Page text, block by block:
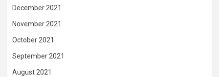
December 2021
November 2021
October 2021
September 2021
August 2021